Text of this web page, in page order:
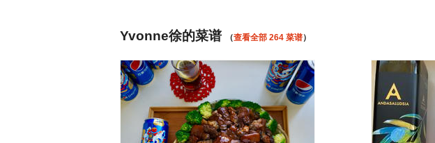
Yvonne徐的菜谱 （查看全部 264 菜谱）